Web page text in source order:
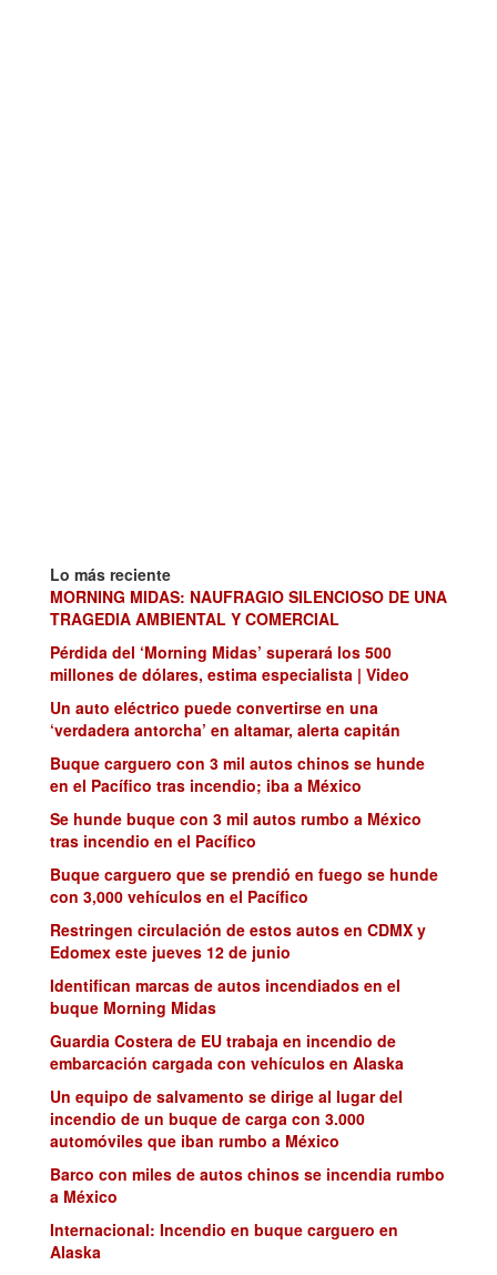
Lo más reciente
MORNING MIDAS: NAUFRAGIO SILENCIOSO DE UNA
TRAGEDIA AMBIENTAL Y COMERCIAL
Pérdida del ‘Morning Midas’ superará los 500
millones de dólares, estima especialista | Video
Un auto eléctrico puede convertirse en una
‘verdadera antorcha’ en altamar, alerta capitán
Buque carguero con 3 mil autos chinos se hunde
en el Pacífico tras incendio; iba a México
Se hunde buque con 3 mil autos rumbo a México
tras incendio en el Pacífico
Buque carguero que se prendió en fuego se hunde
con 3,000 vehículos en el Pacífico
Restringen circulación de estos autos en CDMX y
Edomex este jueves 12 de junio
Identifican marcas de autos incendiados en el
buque Morning Midas
Guardia Costera de EU trabaja en incendio de
embarcación cargada con vehículos en Alaska
Un equipo de salvamento se dirige al lugar del
incendio de un buque de carga con 3.000
automóviles que iban rumbo a México
Barco con miles de autos chinos se incendia rumbo
a México
Internacional: Incendio en buque carguero en
Alaska